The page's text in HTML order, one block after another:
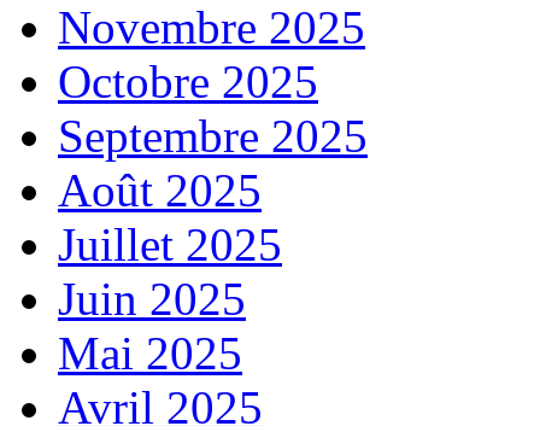
Novembre 2025
Octobre 2025
Septembre 2025
Août 2025
Juillet 2025
Juin 2025
Mai 2025
Avril 2025